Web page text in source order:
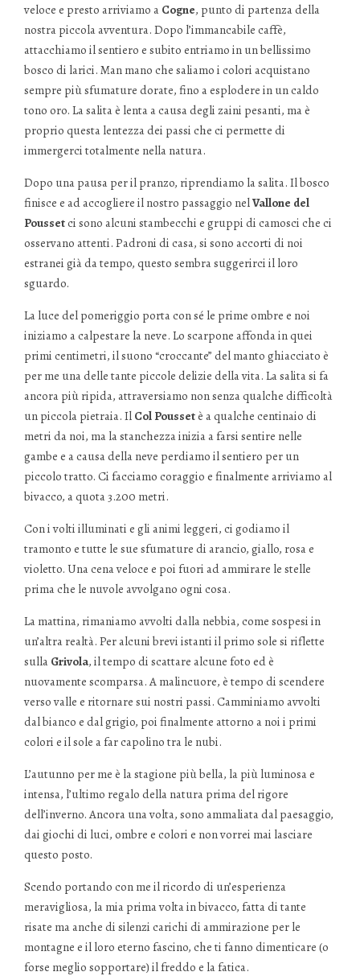
veloce e presto arriviamo a Cogne, punto di partenza della
nostra piccola avventura. Dopo l’immancabile caffè,
attacchiamo il sentiero e subito entriamo in un bellissimo
bosco di larici. Man mano che saliamo i colori acquistano
sempre più sfumature dorate, fino a esplodere in un caldo
tono oro. La salita è lenta a causa degli zaini pesanti, ma è
proprio questa lentezza dei passi che ci permette di
immergerci totalmente nella natura.
Dopo una pausa per il pranzo, riprendiamo la salita. Il bosco
finisce e ad accogliere il nostro passaggio nelVallone del
Poussetci sono alcuni stambecchi e gruppi di camosci che ci
osservano attenti. Padroni di casa, si sono accorti di noi
estranei già da tempo, questo sembra suggerirci il loro
sguardo.
La luce del pomeriggio porta con sé le prime ombre e noi
iniziamo a calpestare la neve. Lo scarpone affonda in quei
primi centimetri, il suono “croccante” del manto ghiacciato è
per me una delle tante piccole delizie della vita. La salita si fa
ancora più ripida, attraversiamo non senza qualche difficoltà
un piccola pietraia. Il Col Poussetè a qualche centinaio di
metri da noi, ma la stanchezza inizia a farsi sentire nelle
gambe e a causa della neve perdiamo il sentiero per un
piccolo tratto. Ci facciamo coraggio e finalmente arriviamo al
bivacco, a quota 3.200 metri.
Con i volti illuminati e gli animi leggeri, ci godiamo il
tramonto e tutte le sue sfumature di arancio, giallo, rosa e
violetto. Una cena veloce e poi fuori ad ammirare le stelle
prima che le nuvole avvolgano ogni cosa.
La mattina, rimaniamo avvolti dalla nebbia, come sospesi in
un’altra realtà. Per alcuni brevi istanti il primo sole si riflette
sulla Grivola, il tempo di scattare alcune foto ed è
nuovamente scomparsa. A malincuore, è tempo di scendere
verso valle e ritornare sui nostri passi. Camminiamo avvolti
dal bianco e dal grigio, poi finalmente attorno a noi i primi
colori e il sole a far capolino tra le nubi.
L’autunno per me è la stagione più bella, la più luminosa e
intensa, l’ultimo regalo della natura prima del rigore
dell’inverno. Ancora una volta, sono ammaliata dal paesaggio,
dai giochi di luci, ombre e colori e non vorrei mai lasciare
questo posto.
Scendo portando con me il ricordo di un’esperienza
meravigliosa, la mia prima volta in bivacco, fatta di tante
risate ma anche di silenzi carichi di ammirazione per le
montagne e il loro eterno fascino, che ti fanno dimenticare (o
forse meglio sopportare) il freddo e la fatica.